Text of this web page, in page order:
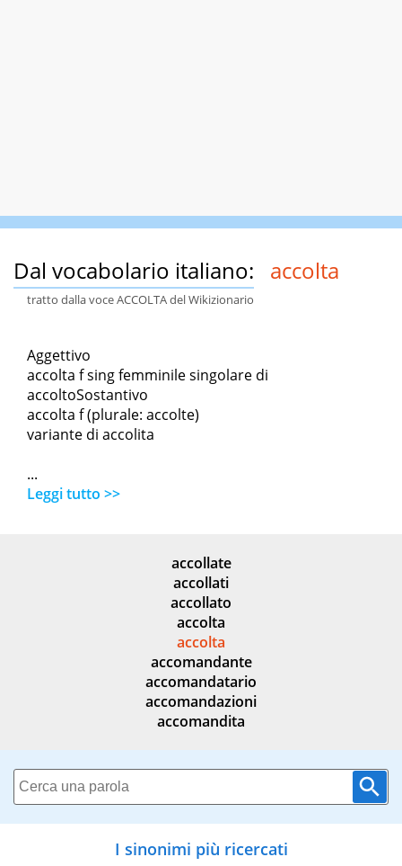
Dal vocabolario italiano: accolta
tratto dalla voce ACCOLTA del Wikizionario
Aggettivo
accolta f sing femminile singolare di
accoltoSostantivo
accolta f (plurale: accolte)
variante di accolita
...
Leggi tutto >>
accollate
accollati
accollato
accolta
accolta
accomandante
accomandatario
accomandazioni
accomandita
I sinonimi più ricercati